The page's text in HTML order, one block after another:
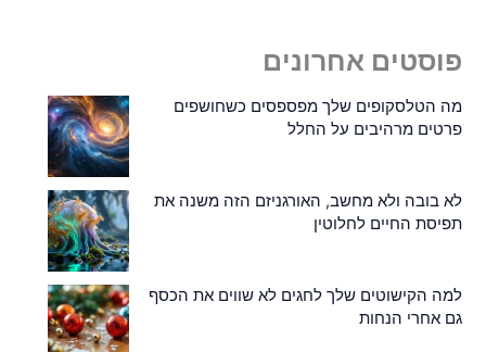
פוסטים אחרונים
מה הטלסקופים שלך מפספסים כשחושפים
פרטים מרהיבים על החלל
לא בובה ולא מחשב, האורגניזם הזה משנה את
תפיסת החיים לחלוטין
למה הקישוטים שלך לחגים לא שווים את הכסף
גם אחרי הנחות